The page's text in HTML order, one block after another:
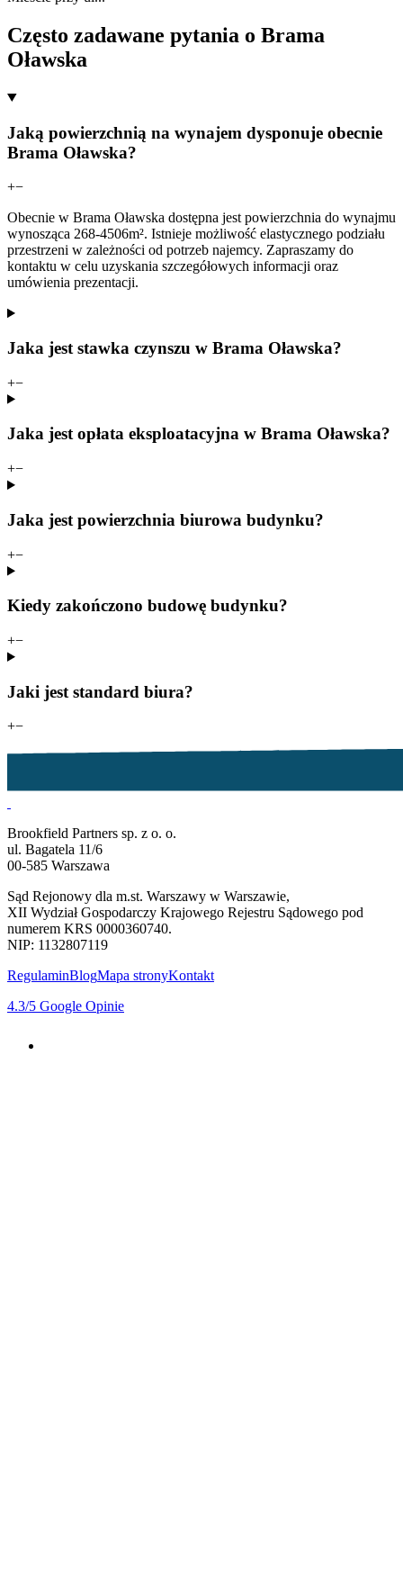
Często zadawane pytania o Brama
Oławska
Jaką powierzchnią na wynajem dysponuje obecnie
Brama Oławska?
+−
Obecnie w Brama Oławska dostępna jest powierzchnia do wynajmu
wynosząca 268-4506m². Istnieje możliwość elastycznego podziału
przestrzeni w zależności od potrzeb najemcy. Zapraszamy do
kontaktu w celu uzyskania szczegółowych informacji oraz
umówienia prezentacji.
Jaka jest stawka czynszu w Brama Oławska?
+−
Jaka jest opłata eksploatacyjna w Brama Oławska?
+−
Jaka jest powierzchnia biurowa budynku?
+−
Kiedy zakończono budowę budynku?
+−
Jaki jest standard biura?
+−
Brookfield Partners sp. z o. o.
ul. Bagatela 11/6
00-585 Warszawa
Sąd Rejonowy dla m.st. Warszawy w Warszawie,
XII Wydział Gospodarczy Krajowego Rejestru Sądowego pod
numerem KRS 0000360740.
NIP: 1132807119
RegulaminBlogMapa stronyKontakt
4.3/5 Google Opinie